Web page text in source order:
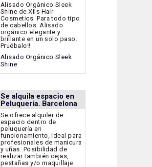
Alisado Orgánico Sleek
Shine de Xils Hair
Cosmetics. Para todo tipo
de cabellos. Alisado
orgánico elegante y
brillante en un solo paso.
Pruébalo!!
Alisado Orgánico Sleek
Shine
Se alquila espacio en
Peluquería. Barcelona
Se ofrece alquiler de
espacio dentro de
peluquería en
funcionamiento, ideal para
profesionales de manicura
y uñas. Posibilidad de
realizar también cejas,
pestañas y/o maquillaje.